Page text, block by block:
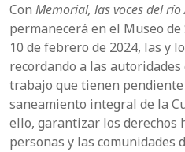
Con Memorial, las voces del río
permanecerá en el Museo
10 de febrero de 2024, las y
recordando a las
trabajo que tienen
saneamiento integral de la
ello, garantizar los derechos
personas y las comunidades